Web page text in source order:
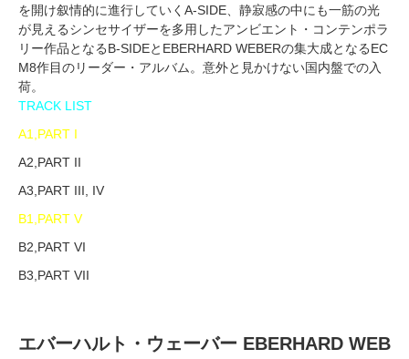
を開け叙情的に進行していくA-SIDE、静寂感の中にも一筋の光
が見えるシンセサイザーを多用したアンビエント・コンテンポラ
リー作品となるB-SIDEとEBERHARD WEBERの集大成となるEC
M8作目のリーダー・アルバム。意外と見かけない国内盤での入
荷。
TRACK LIST
A1,PART I
A2,PART II
A3,PART III, IV
B1,PART V
B2,PART VI
B3,PART VII
エバーハルト・ウェーバー EBERHARD WEB